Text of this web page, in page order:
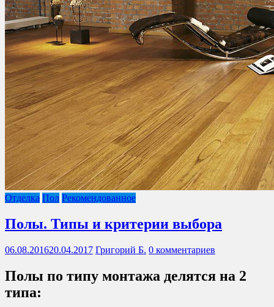
Отделка Пол Рекомендованное
Полы. Типы и критерии выбора
06.08.201620.04.2017 Григорий Б. 0 комментариев
Полы по типу монтажа делятся на 2
типа: